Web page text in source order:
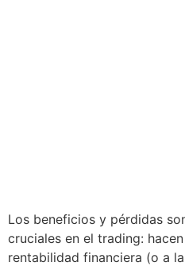
Los beneficios y pérdidas
cruciales en el trading:
rentabilidad financiera (o a